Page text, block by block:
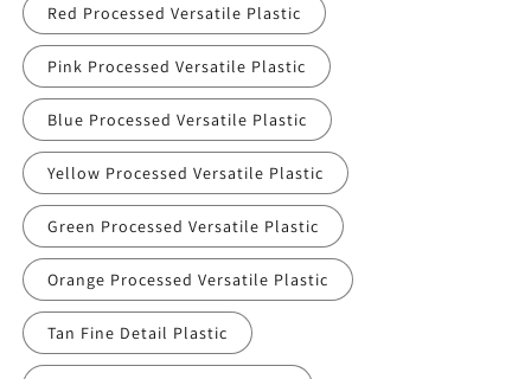
Red Processed Versatile Plastic
Pink Processed Versatile Plastic
Blue Processed Versatile Plastic
Yellow Processed Versatile Plastic
Green Processed Versatile Plastic
Orange Processed Versatile Plastic
Tan Fine Detail Plastic